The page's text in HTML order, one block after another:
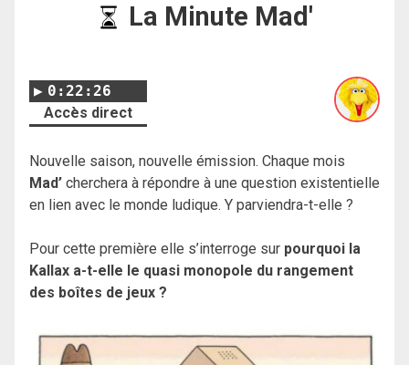
La Minute Mad'
0:22:26
Accès direct
Nouvelle saison, nouvelle émission. Chaque mois
Mad’ cherchera à répondre à une question existentielle
en lien avec le monde ludique. Y parviendra-t-elle ?
Pour cette première elle s’interroge sur pourquoi la
Kallax a-t-elle le quasi monopole du rangement
des boîtes de jeux ?